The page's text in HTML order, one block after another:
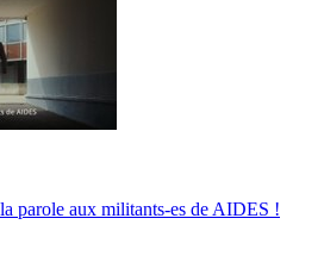
parole aux militants-es de AIDES !